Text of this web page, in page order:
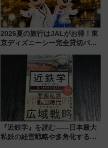
2026夏の旅行はJALがお得！東
京ディズニーシー完全貸切パー
ーン始まる 条件は「夏の国内
線に2回搭乗」
『近鉄学』を読む――日本最大
私鉄の経営戦略や多角化する事